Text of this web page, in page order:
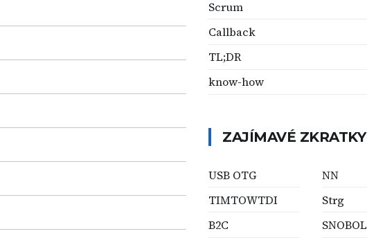
Scrum
Callback
TL;DR
know-how
ZAJÍMAVÉ ZKRATKY
USB OTG
TIMTOWTDI
B2C
NN
Strg
SNOBOL